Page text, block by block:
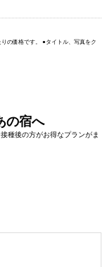
の価格です。 ●タイトル、写真をク
の宿へ
種後の方がお得なプランがま